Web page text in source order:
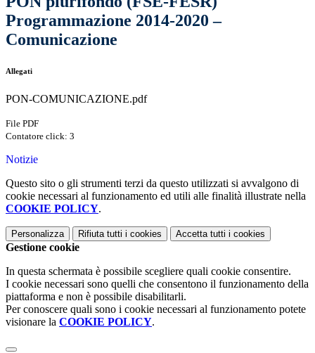
Programmazione 2014-2020 –
Comunicazione
Allegati
PON-COMUNICAZIONE.pdf
File PDF
Contatore click: 3
Notizie
Questo sito o gli strumenti terzi da questo utilizzati si avvalgono di
cookie necessari al funzionamento ed utili alle finalità illustrate nella
COOKIE POLICY.
Personalizza Rifiuta tutti i cookies Accetta tutti i cookies
Gestione cookie
In questa schermata è possibile scegliere quali cookie consentire.
I cookie necessari sono quelli che consentono il funzionamento della
piattaforma e non è possibile disabilitarli.
Per conoscere quali sono i cookie necessari al funzionamento potete
visionare la COOKIE POLICY.